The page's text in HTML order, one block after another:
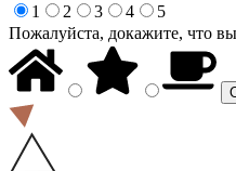
1
2 3 4
5
Пожалуйста, докажите, что